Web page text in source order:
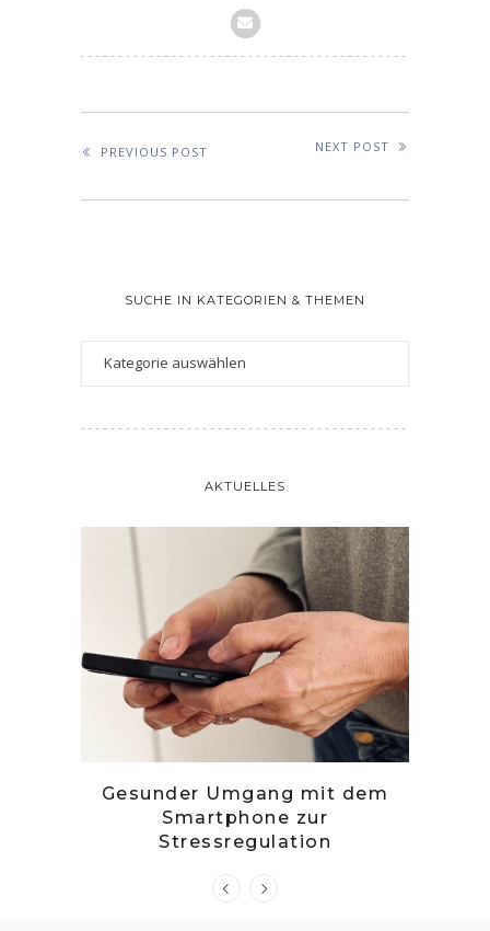
PREVIOUS POST NEXT POST
SUCHE IN KATEGORIEN & THEMEN
AKTUELLES
Gesunder Umgang mit dem
Smartphone zur
Stressregulation